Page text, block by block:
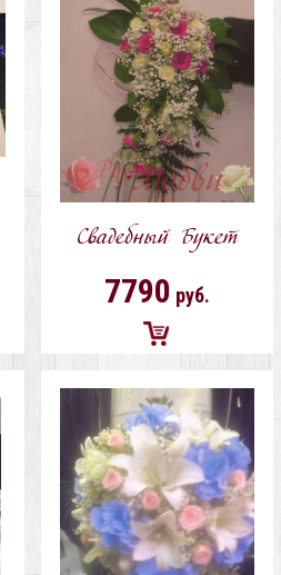
Свадебный Букет
7790 руб.
Добавить
в
корзину